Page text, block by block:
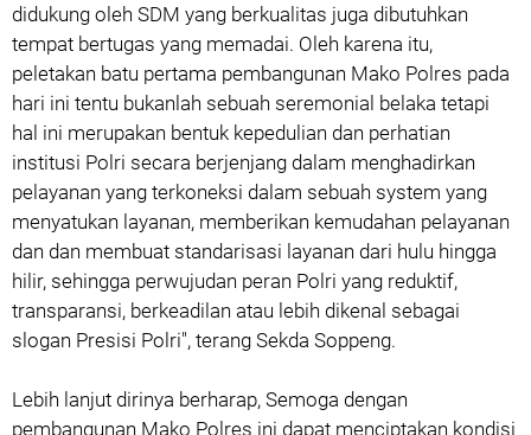
didukung oleh SDM yang berkualitas juga dibutuhkan
tempat bertugas yang memadai. Oleh karena itu,
peletakan batu pertama pembangunan Mako Polres pada
hari ini tentu bukanlah sebuah seremonial belaka tetapi
hal ini merupakan bentuk kepedulian dan perhatian
institusi Polri secara berjenjang dalam menghadirkan
pelayanan yang terkoneksi dalam sebuah system yang
menyatukan layanan, memberikan kemudahan pelayanan
dan dan membuat standarisasi layanan dari hulu hingga
hilir, sehingga perwujudan peran Polri yang reduktif,
transparansi, berkeadilan atau lebih dikenal sebagai
slogan Presisi Polri", terang Sekda Soppeng.
Lebih lanjut dirinya berharap, Semoga dengan
pembangunan Mako Polres ini dapat menciptakan kondisi